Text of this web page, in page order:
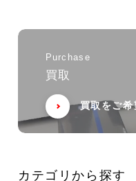
Purchase
買取
買取をご
カテゴリから探す